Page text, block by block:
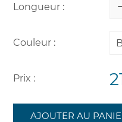
Longueur :
Couleur :
Prix :
AJOUTER AU